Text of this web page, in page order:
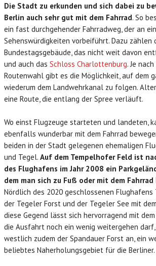
Die Stadt zu erkunden und sich dabei zu
Berlin auch sehr gut mit dem Fahrrad. So
ein fast durchgehender Fahrradweg, der an
Sehenswürdigkeiten vorbeiführt. Dazu zählen
Bundestagsgebäude, das nicht weit davon
und auch das Schloss Charlottenburg. Je
Routenwahl gibt es die Möglichkeit, auf dem
wiederum dem Landwehrkanal zu folgen.
eine Route, die entlang der Spree verläuft.
Wo einst Flugzeuge starteten und landeten,
ebenfalls wunderbar mit dem Fahrrad
beiden in der Stadt gelegenen ehemaligen
und Tegel. Auf dem Tempelhofer Feld ist
des Flughafens im Jahr 2008 ein
dem man sich zu Fuß oder mit dem
Nördlich des 2020 geschlossenen Flughafens
der Tegeler Forst und der Tegeler See mit
diese Gegend lässt sich hervorragend mit dem
die Ausfahrt noch ein wenig weitergehen
westlich zudem der Spandauer Forst an, ein
beliebtes Naherholungsgebiet für die Berliner.